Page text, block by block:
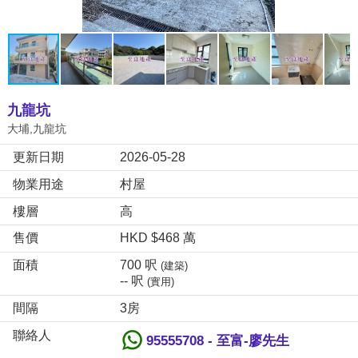
九龍坑
大埔,九龍坑
更新日期
2026-05-28
物業用途
村屋
樓層
高
售價
HKD $468 萬
面積
700 呎(建築)
-- 呎(實用)
間隔
3房
聯絡人
95555708 - 至富-廖先生